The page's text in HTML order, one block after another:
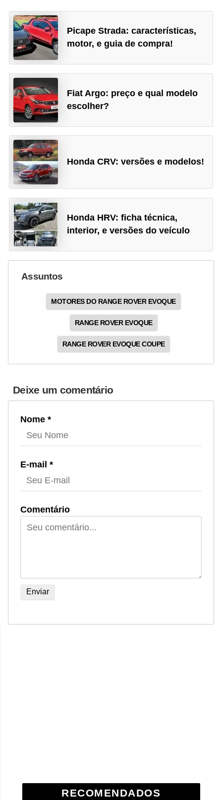
Picape Strada: características,
motor, e guia de compra!
Fiat Argo: preço e qual modelo
escolher?
Honda CRV: versões e modelos!
Honda HRV: ficha técnica,
interior, e versões do veículo
Assuntos
MOTORES DO RANGE ROVER EVOQUE
RANGE ROVER EVOQUE
RANGE ROVER EVOQUE COUPE
Deixe um comentário
Nome *
E-mail *
Comentário
RECOMENDADOS